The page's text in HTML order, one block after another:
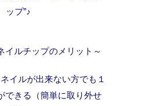
ップ”♪
イルチップのメリット～
イルが出来ない方でも１
できる（簡単に取り外せ